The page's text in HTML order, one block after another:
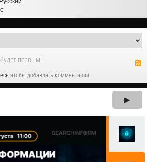
первым!
чтобы добавлять комментарии
▶